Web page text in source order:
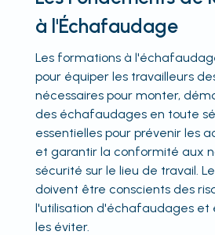
à l'Échafaudage
Les formations à
pour équiper les travailleurs
nécessaires pour monter,
des échafaudages en toute
essentielles pour prévenir les
et garantir la conformité aux
sécurité sur le lieu de travail.
doivent être conscients des
l'utilisation d'échafaudages et
les éviter.